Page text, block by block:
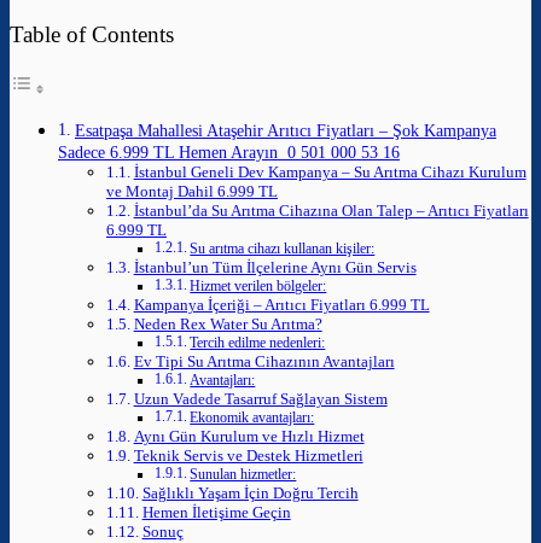
Table of Contents
Esatpaşa Mahallesi Ataşehir Arıtıcı Fiyatları – Şok Kampanya
Sadece 6.999 TL Hemen Arayın 0 501 000 53 16
İstanbul Geneli Dev Kampanya – Su Arıtma Cihazı Kurulum
ve Montaj Dahil 6.999 TL
İstanbul’da Su Arıtma Cihazına Olan Talep – Arıtıcı Fiyatları
6.999 TL
Su arıtma cihazı kullanan kişiler:
İstanbul’un Tüm İlçelerine Aynı Gün Servis
Hizmet verilen bölgeler:
Kampanya İçeriği – Arıtıcı Fiyatları 6.999 TL
Neden Rex Water Su Arıtma?
Tercih edilme nedenleri:
Ev Tipi Su Arıtma Cihazının Avantajları
Avantajları:
Uzun Vadede Tasarruf Sağlayan Sistem
Ekonomik avantajları:
Aynı Gün Kurulum ve Hızlı Hizmet
Teknik Servis ve Destek Hizmetleri
Sunulan hizmetler:
Sağlıklı Yaşam İçin Doğru Tercih
Hemen İletişime Geçin
Sonuç